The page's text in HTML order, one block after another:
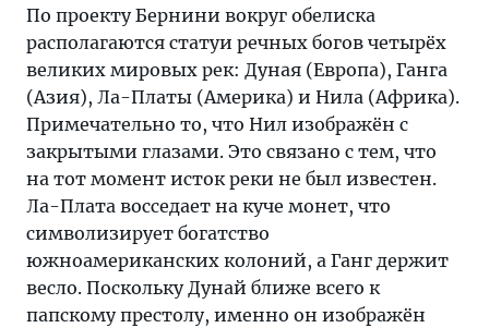
По проекту Бернини вокруг обелиска
располагаются статуи речных богов четырёх
великих мировых рек: Дуная (Европа), Ганга
(Азия), Ла-Платы (Америка) и Нила (Африка).
Примечательно то, что Нил изображён с
закрытыми глазами. Это связано с тем, что
на тот момент исток реки не был известен.
Ла-Плата восседает на куче монет, что
символизирует богатство
южноамериканских колоний, а Ганг держит
весло. Поскольку Дунай ближе всего к
папскому престолу, именно он изображён